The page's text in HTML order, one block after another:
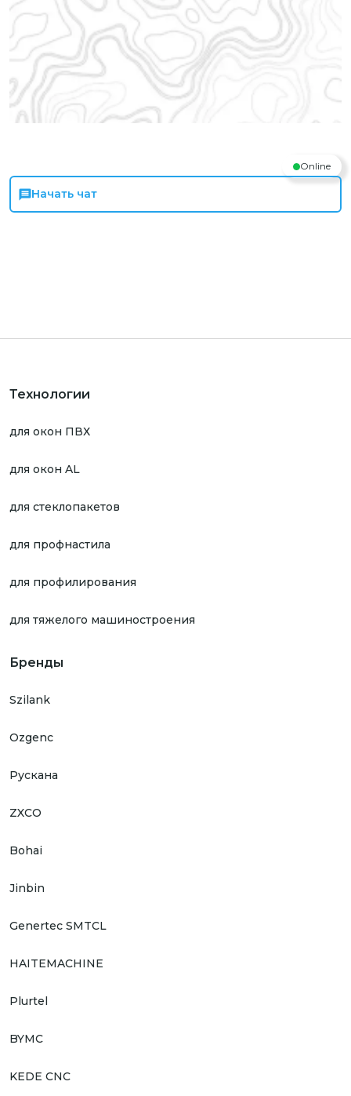
Online
Начать чат
Технологии
для окон ПВХ
для окон AL
для стеклопакетов
для профнастила
для профилирования
для тяжелого машиностроения
Бренды
Szilank
Ozgenc
Рускана
ZXCO
Bohai
Jinbin
Genertec SMTCL
HAITEMACHINE
Plurtel
BYMC
KEDE CNC